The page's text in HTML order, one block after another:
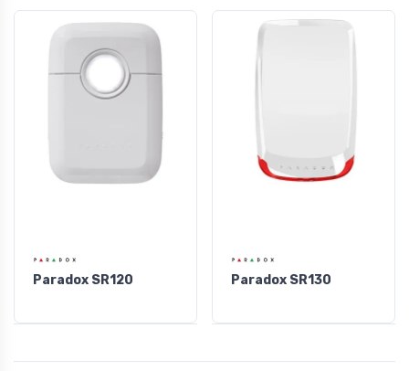
Paradox SR120 Paradox SR130